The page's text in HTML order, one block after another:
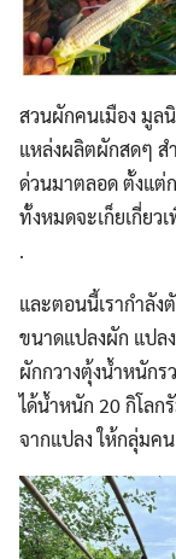
สวนผักคนเมือง มูล
แหล่งผลิตผักสดๆ ส
ด่วนมาตลอด ตั้งแต่
ทั้งหมดจะเก็ยเกี่ยว
.
และตอนนี้เรากำลัง
ขนาดแปลงผัก แปล
ผักกวางตุ้งน้ำหนัก
ได้น้ำหนัก 20 กิโลก
จากแปลง ให้กลุ่มค